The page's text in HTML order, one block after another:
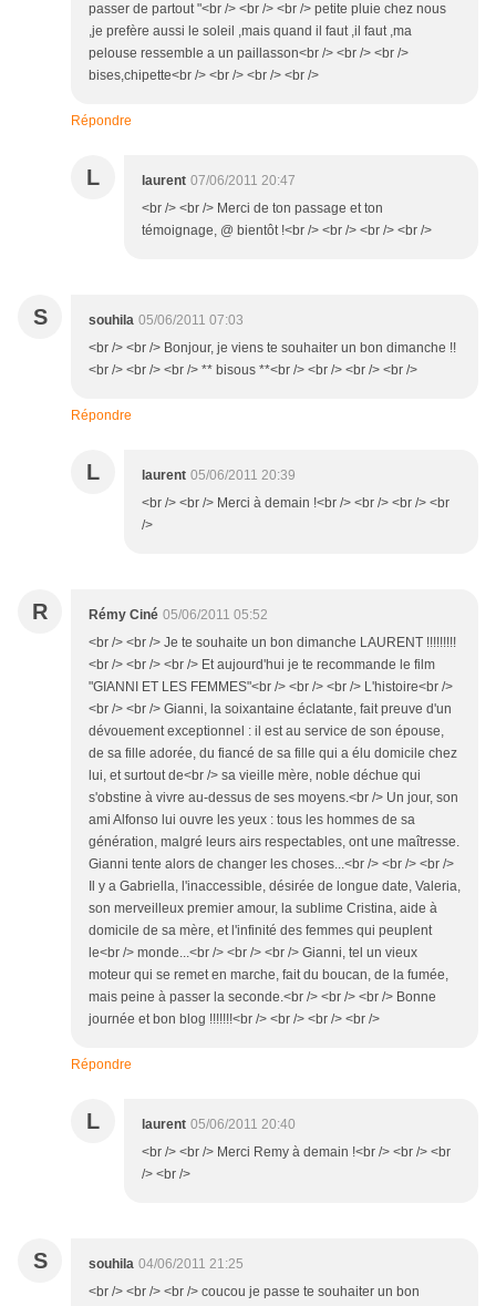
passer de partout "<br /> <br /> <br /> petite pluie chez nous
,je prefère aussi le soleil ,mais quand il faut ,il faut ,ma
pelouse ressemble a un paillasson<br /> <br /> <br />
bises,chipette<br /> <br /> <br /> <br />
Répondre
L laurent 07/06/2011 20:47
<br /> <br /> Merci de ton passage et ton
témoignage, @ bientôt !<br /> <br /> <br /> <br />
S souhila 05/06/2011 07:03
<br /> <br /> Bonjour, je viens te souhaiter un bon dimanche !!
<br /> <br /> <br /> ** bisous **<br /> <br /> <br /> <br />
Répondre
L laurent 05/06/2011 20:39
<br /> <br /> Merci à demain !<br /> <br /> <br /> <br
/>
R Rémy Ciné 05/06/2011 05:52
<br /> <br /> Je te souhaite un bon dimanche LAURENT !!!!!!!!!
<br /> <br /> <br /> Et aujourd'hui je te recommande le film
"GIANNI ET LES FEMMES"<br /> <br /> <br /> L'histoire<br />
<br /> <br /> Gianni, la soixantaine éclatante, fait preuve d'un
dévouement exceptionnel : il est au service de son épouse,
de sa fille adorée, du fiancé de sa fille qui a élu domicile chez
lui, et surtout de<br /> sa vieille mère, noble déchue qui
s'obstine à vivre au-dessus de ses moyens.<br /> Un jour, son
ami Alfonso lui ouvre les yeux : tous les hommes de sa
génération, malgré leurs airs respectables, ont une maîtresse.
Gianni tente alors de changer les choses...<br /> <br /> <br />
Il y a Gabriella, l'inaccessible, désirée de longue date, Valeria,
son merveilleux premier amour, la sublime Cristina, aide à
domicile de sa mère, et l'infinité des femmes qui peuplent
le<br /> monde...<br /> <br /> <br /> Gianni, tel un vieux
moteur qui se remet en marche, fait du boucan, de la fumée,
mais peine à passer la seconde.<br /> <br /> <br /> Bonne
journée et bon blog !!!!!!!<br /> <br /> <br /> <br />
Répondre
L laurent 05/06/2011 20:40
<br /> <br /> Merci Remy à demain !<br /> <br /> <br
/> <br />
S souhila 04/06/2011 21:25
<br /> <br /> <br /> coucou je passe te souhaiter un bon